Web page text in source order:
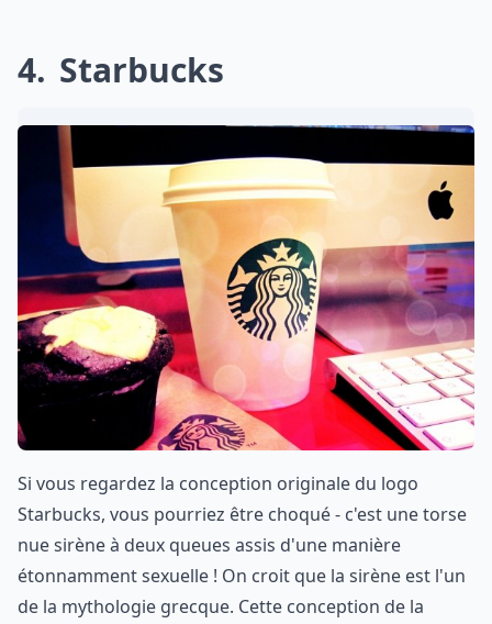
4 Starbucks
Si vous regardez la conception originale du logo
Starbucks, vous pourriez être choqué - c'est une torse
nue sirène à deux queues assis d'une manière
étonnamment sexuelle ! On croit que la sirène est l'un
de la mythologie grecque. Cette conception de la